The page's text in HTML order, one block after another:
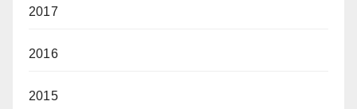
2017
2016
2015